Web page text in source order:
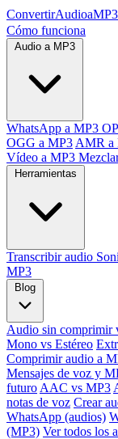
ConvertirAudioaMP3
Cómo funciona
Audio a MP3
WhatsApp a MP3
OGG a MP3 AMR a
Vídeo a MP3
Herramientas
Transcribir audio
MP3
Blog
Audio sin comprimir
Mono vs Estéreo
Comprimir audio a
Mensajes de voz y
futuro AAC vs MP3
notas de voz Crear
WhatsApp (audios)
(MP3) Ver todos los